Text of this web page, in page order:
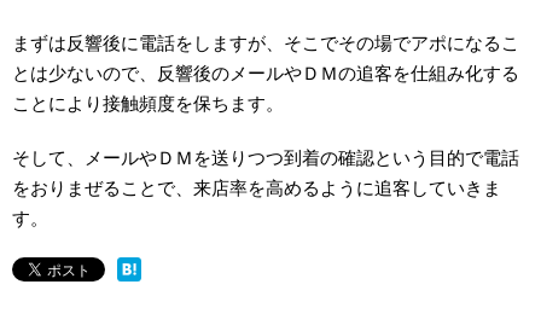
まずは反響後に電話をしますが、そこでその場でアポになるこ
とは少ないので、反響後のメールやＤＭの追客を仕組み化する
ことにより接触頻度を保ちます。
そして、メールやＤＭを送りつつ到着の確認という目的で電話
をおりまぜることで、来店率を高めるように追客していきま
す。